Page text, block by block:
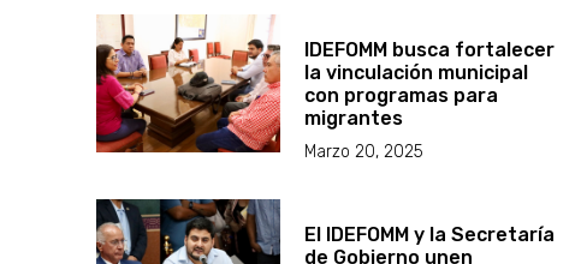
IDEFOMM busca fortalecer
la vinculación municipal
con programas para
migrantes
Marzo 20, 2025
El IDEFOMM y la Secretaría
de Gobierno unen